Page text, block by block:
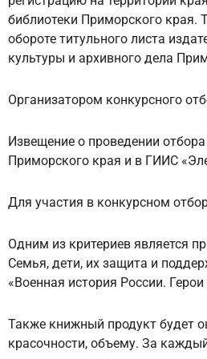
библиотеки Приморского края.
обороте титульного листа
культуры и архивного дела
Организатором конкурсного
Извещение о проведении
Приморского края и в ГИИС
Для участия в конкурсном
Одним из критериев является
Семья, дети, их защита и
«Военная история России.
Также книжный продукт будет
красочности, объему. За